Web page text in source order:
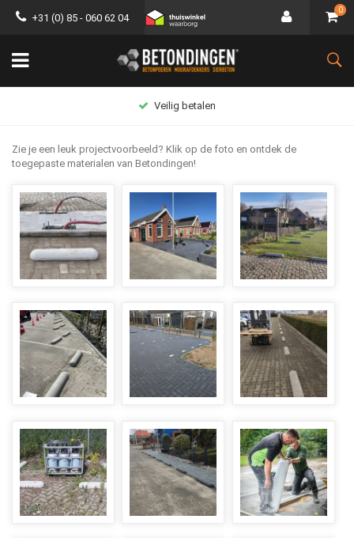
+31 (0) 85 - 060 62 04
0
Groot assortiment
Zie je een leuk projectvoorbeeld? Klik op de foto en ontdek de
toegepaste materialen van Betondingen!